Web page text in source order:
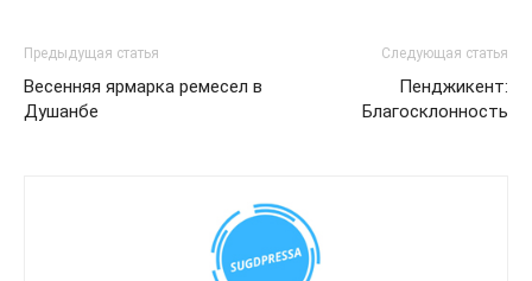
Предыдущая статья
Весенняя ярмарка ремесел в
Душанбе
Следующая статья
Пенджикент:
Благосклонность